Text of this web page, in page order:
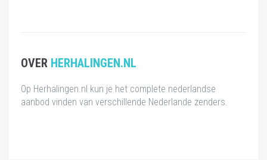
OVER HERHALINGEN.NL
Op Herhalingen.nl kun je het complete nederlandse
aanbod vinden van verschillende Nederlande zenders.